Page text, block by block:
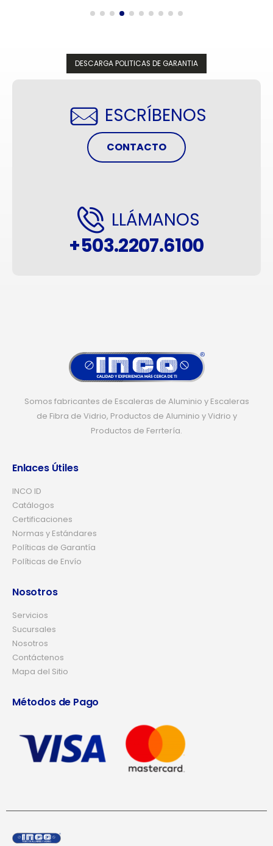
DESCARGA POLITICAS DE GARANTIA
ESCRÍBENOS
CONTACTO
LLÁMANOS
+503.2207.6100
Somos fabricantes de Escaleras de Aluminio y Escaleras
de Fibra de Vidrio, Productos de Aluminio y Vidrio y
Productos de Ferrtería.
Enlaces Útiles
INCO ID
Catálogos
Certificaciones
Normas y Estándares
Políticas de Garantía
Políticas de Envío
Nosotros
Servicios
Sucursales
Nosotros
Contáctenos
Mapa del Sitio
Métodos de Pago